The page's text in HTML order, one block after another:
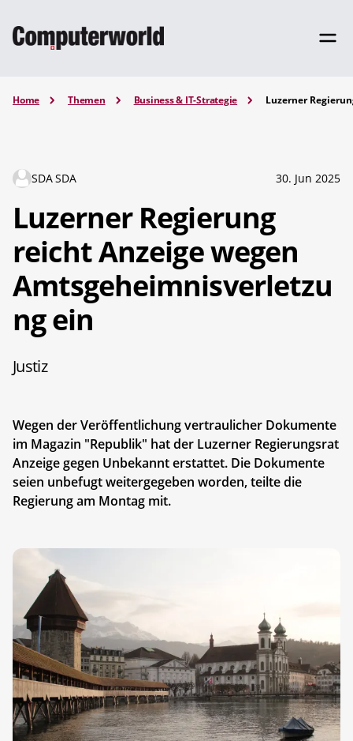
Home Themen Business & IT-Strategie Luzerner
SDA SDA 30. Jun 2025
Luzerner Regierung
reicht Anzeige wegen
Amtsgeheimnisverletzu
ng ein
Justiz
Wegen der Veröffentlichung vertraulicher Dokumente
im Magazin "Republik" hat der Luzerner Regierungsrat
Anzeige gegen Unbekannt erstattet. Die Dokumente
seien unbefugt weitergegeben worden, teilte die
Regierung am Montag mit.